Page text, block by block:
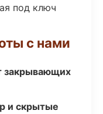
под ключ
с нами
закрывающих
и скрытые